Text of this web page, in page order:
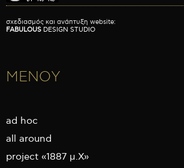
σχεδιασμός και ανάπτυξη website:
FABULOUS DESIGN STUDIO
ΜΕΝΟΥ
ad hoc
all around
project «1887 μ.Χ»